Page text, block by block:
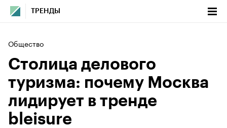
ТРЕНДЫ
Общество
Столица делового
туризма: почему Москва
лидирует в тренде
bleisure